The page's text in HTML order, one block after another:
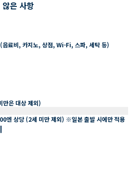
은 사항
음료비, 카지노, 상점, Wi-Fi, 스파, 세탁 등)
만은 대상 제외)
엔 상당 (2세 미만 제외) ※일본 출발 시에만 적용